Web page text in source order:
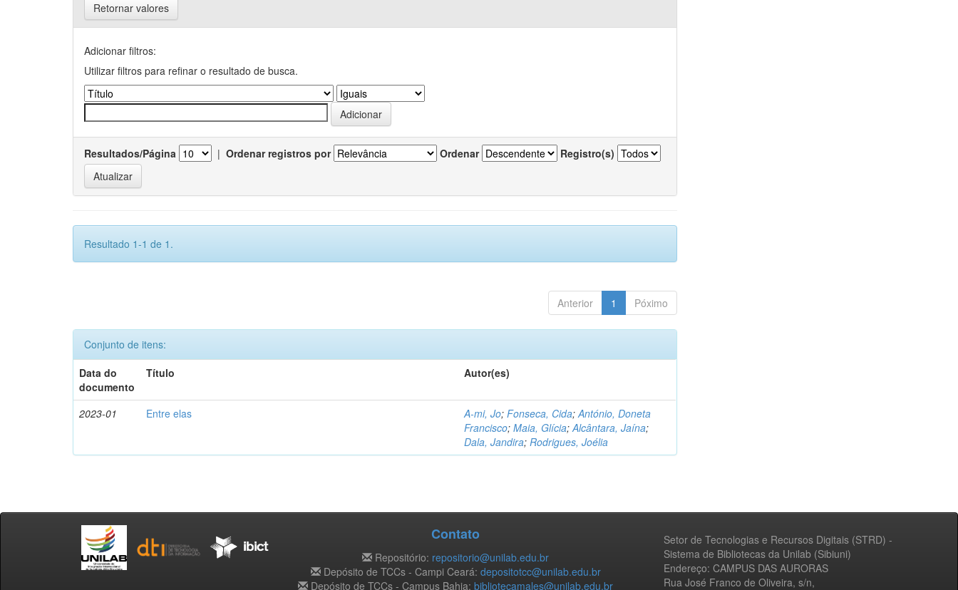
Retornar valores
Adicionar filtros:
Utilizar filtros para refinar o resultado de busca.
Resultados/Página | Ordenar registros por Ordenar Registro(s)
Resultado 1-1 de 1.
Anterior 1 Póximo
Conjunto de itens:
Data do
documento
Título Autor(es)
2023-01 Entre elas A-mi, Jo;Fonseca, Cida;António, Doneta
Francisco;Maia, Glícia;Alcântara, Jaína;
Dala, Jandira;Rodrigues, Joélia
Setor de Tecnologias e Recursos Digitais (STRD) -
Sistema de Bibliotecas da Unilab (Sibiuni)
Endereço: CAMPUS DAS AURORAS
Rua José Franco de Oliveira, s/n,
Contato
Repositório: repositorio@unilab.edu.br
Depósito de TCCs - Campi Ceará: depositotcc@unilab.edu.br
Depósito de TCCs - Campus Bahia: bibliotecamales@unilab.edu.br